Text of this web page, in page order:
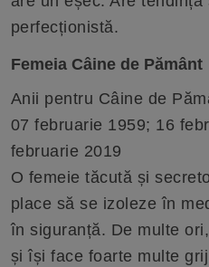
perfecționistă.
Femeia Câine de Pământ
Anii pentru Câine de
07 februarie 1959; 16
februarie 2019
O femeie tăcută și
place să se izoleze în
în siguranță. De multe
și își face foarte multe